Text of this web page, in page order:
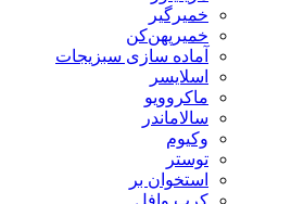
خمیرگیر
خمیر‌پهن‌کن
آماده سازی سبزیجات
اسلایسر
ماکروویو
سالاماندر
وکیوم
توستر
استخوان بر
کرپ وافل